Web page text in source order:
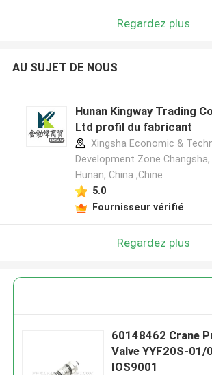
Regardez plus
AU SUJET DE NOUS
Hunan Kingway Trading
Ltd profil du fabricant
Xingsha Economic &
Development Zone Changsha,
Hunan, China ,Chine
5.0
Fournisseur vérifié
Regardez plus
60148462 Crane
Valve YYF20S-01/
IOS9001